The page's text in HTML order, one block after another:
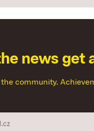
he news get
the community.